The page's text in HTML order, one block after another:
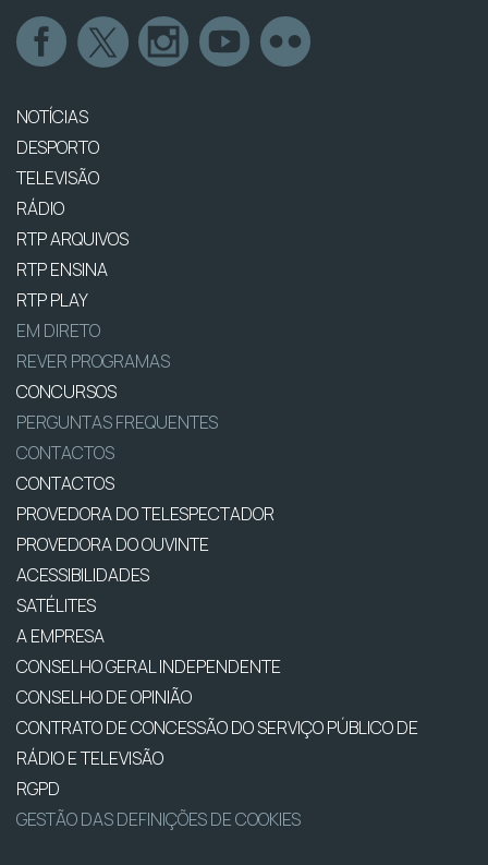
NOTÍCIAS
DESPORTO
TELEVISÃO
RÁDIO
RTP ARQUIVOS
RTP ENSINA
RTP PLAY
EM DIRETO
REVER PROGRAMAS
CONCURSOS
PERGUNTAS FREQUENTES
CONTACTOS
CONTACTOS
PROVEDORA DO TELESPECTADOR
PROVEDORA DO OUVINTE
ACESSIBILIDADES
SATÉLITES
A EMPRESA
CONSELHO GERAL INDEPENDENTE
CONSELHO DE OPINIÃO
CONTRATO DE CONCESSÃO DO SERVIÇO PÚBLICO DE
RÁDIO E TELEVISÃO
RGPD
GESTÃO DAS DEFINIÇÕES DE COOKIES